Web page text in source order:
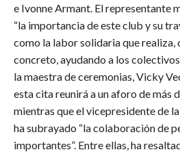
e Ivonne Armant. El representante
“la importancia de este club y su
como la labor solidaria que realiza,
concreto, ayudando a los
la maestra de ceremonias, Vicky
esta cita reunirá a un aforo de más
mientras que el vicepresidente de
ha subrayado “la colaboración de
importantes”. Entre ellas, ha